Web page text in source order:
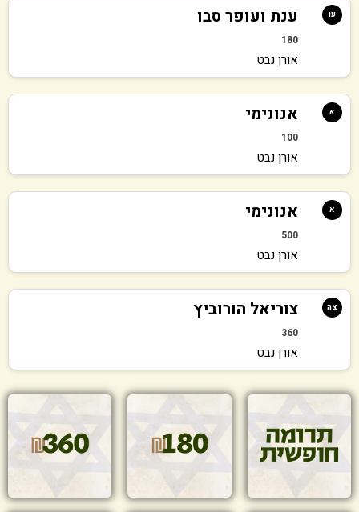
ענת ועופר סבו
180
אורן נבט
עו
אנונימי
100
אורן נבט
א
אנונימי
500
אורן נבט
א
צוריאל הורוביץ
360
אורן נבט
צה